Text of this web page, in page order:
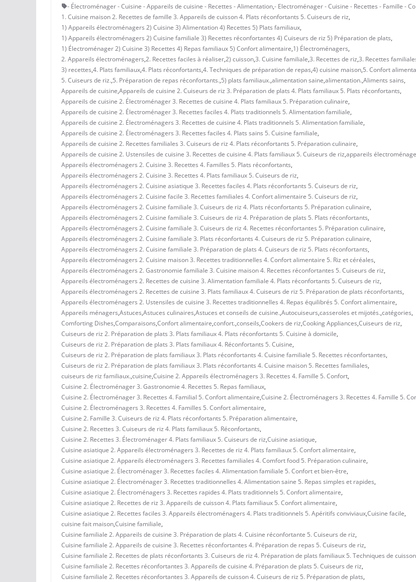
- Électroménager - Cuisine - Appareils de cuisine - Recettes - Alimentation,- Electroménager - Cuisine - Recettes - Famille -
1. Cuisine maison 2. Recettes de famille 3. Appareils de cuisson 4. Plats réconfortants 5. Cuiseurs de riz,
1) Appareils électroménagers 2) Cuisine 3) Alimentation 4) Recettes 5) Plats familiaux,
1) Appareils électroménagers 2) Cuisine familiale 3) Recettes réconfortantes 4) Cuiseurs de riz 5) Préparation de plats,
1) Électroménager 2) Cuisine 3) Recettes 4) Repas familiaux 5) Confort alimentaire,1) Électroménagers,
2. Appareils électroménagers,2. Recettes faciles à réaliser,2) cuisson,3. Cuisine familiale,3. Recettes de riz,3. Recettes
3) recettes,4. Plats familiaux,4. Plats réconfortants,4. Techniques de préparation de repas,4) cuisine maison,5. Confort
5. Cuiseurs de riz.,5. Préparation de repas réconfortants.,5) plats familiaux.,alimentation saine,alimentation.,Aliments sains,
Appareils de cuisine,Appareils de cuisine 2. Cuiseurs de riz 3. Préparation de plats 4. Plats familiaux 5. Plats réconfortants,
Appareils de cuisine 2. Électroménager 3. Recettes de cuisine 4. Plats familiaux 5. Préparation culinaire,
Appareils de cuisine 2. Électroménager 3. Recettes faciles 4. Plats traditionnels 5. Alimentation familiale,
Appareils de cuisine 2. Électroménagers 3. Recettes de cuisine 4. Plats traditionnels 5. Alimentation familiale,
Appareils de cuisine 2. Électroménagers 3. Recettes faciles 4. Plats sains 5. Cuisine familiale,
Appareils de cuisine 2. Recettes familiales 3. Cuiseurs de riz 4. Plats réconfortants 5. Préparation culinaire,
Appareils de cuisine 2. Ustensiles de cuisine 3. Recettes de cuisine 4. Plats familiaux 5. Cuiseurs de riz,appareils
Appareils électroménagers 2. Cuisine 3. Recettes 4. Familles 5. Plats réconfortants,
Appareils électroménagers 2. Cuisine 3. Recettes 4. Plats familiaux 5. Cuiseurs de riz,
Appareils électroménagers 2. Cuisine asiatique 3. Recettes faciles 4. Plats réconfortants 5. Cuiseurs de riz,
Appareils électroménagers 2. Cuisine facile 3. Recettes familiales 4. Confort alimentaire 5. Cuiseurs de riz,
Appareils électroménagers 2. Cuisine familiale 3. Cuiseurs de riz 4. Plats réconfortants 5. Préparation culinaire,
Appareils électroménagers 2. Cuisine familiale 3. Cuiseurs de riz 4. Préparation de plats 5. Plats réconfortants,
Appareils électroménagers 2. Cuisine familiale 3. Cuiseurs de riz 4. Recettes réconfortantes 5. Préparation culinaire,
Appareils électroménagers 2. Cuisine familiale 3. Plats réconfortants 4. Cuiseurs de riz 5. Préparation culinaire,
Appareils électroménagers 2. Cuisine familiale 3. Préparation de plats 4. Cuiseurs de riz 5. Plats réconfortants,
Appareils électroménagers 2. Cuisine maison 3. Recettes traditionnelles 4. Confort alimentaire 5. Riz et céréales,
Appareils électroménagers 2. Gastronomie familiale 3. Cuisine maison 4. Recettes réconfortantes 5. Cuiseurs de riz,
Appareils électroménagers 2. Recettes de cuisine 3. Alimentation familiale 4. Plats réconfortants 5. Cuiseurs de riz,
Appareils électroménagers 2. Recettes de cuisine 3. Plats familiaux 4. Cuiseurs de riz 5. Préparation de plats réconfortants,
Appareils électroménagers 2. Ustensiles de cuisine 3. Recettes traditionnelles 4. Repas équilibrés 5. Confort alimentaire,
Appareils ménagers,Astuces,Astuces culinaires,Astuces et conseils de cuisine.,Autocuiseurs,casseroles et mijotés.,catégories,
Comforting Dishes,Comparaisons,Confort alimentaire,confort.,conseils,Cookers de riz,Cooking Appliances,Cuiseurs de riz,
Cuiseurs de riz 2. Préparation de plats 3. Plats familiaux 4. Plats réconfortants 5. Cuisine à domicile,
Cuiseurs de riz 2. Préparation de plats 3. Plats familiaux 4. Réconfortants 5. Cuisine,
Cuiseurs de riz 2. Préparation de plats familiaux 3. Plats réconfortants 4. Cuisine familiale 5. Recettes réconfortantes,
Cuiseurs de riz 2. Préparation de plats familiaux 3. Plats réconfortants 4. Cuisine maison 5. Recettes familiales,
cuiseurs de riz familiaux.,cuisine,Cuisine 2. Appareils électroménagers 3. Recettes 4. Famille 5. Confort,
Cuisine 2. Électroménager 3. Gastronomie 4. Recettes 5. Repas familiaux,
Cuisine 2. Électroménager 3. Recettes 4. Familial 5. Confort alimentaire,Cuisine 2. Électroménagers 3. Recettes 4. Famille 5.
Cuisine 2. Électroménagers 3. Recettes 4. Familles 5. Confort alimentaire,
Cuisine 2. Famille 3. Cuiseurs de riz 4. Plats réconfortants 5. Préparation alimentaire,
Cuisine 2. Recettes 3. Cuiseurs de riz 4. Plats familiaux 5. Réconfortants,
Cuisine 2. Recettes 3. Électroménager 4. Plats familiaux 5. Cuiseurs de riz,Cuisine asiatique,
Cuisine asiatique 2. Appareils électroménagers 3. Recettes de riz 4. Plats familiaux 5. Confort alimentaire,
Cuisine asiatique 2. Appareils électroménagers 3. Recettes familiales 4. Comfort food 5. Préparation culinaire,
Cuisine asiatique 2. Électroménager 3. Recettes faciles 4. Alimentation familiale 5. Confort et bien-être,
Cuisine asiatique 2. Électroménager 3. Recettes traditionnelles 4. Alimentation saine 5. Repas simples et rapides,
Cuisine asiatique 2. Électroménagers 3. Recettes rapides 4. Plats traditionnels 5. Confort alimentaire,
Cuisine asiatique 2. Recettes de riz 3. Appareils de cuisson 4. Plats familiaux 5. Confort alimentaire,
Cuisine asiatique 2. Recettes faciles 3. Appareils électroménagers 4. Plats traditionnels 5. Apéritifs conviviaux,Cuisine facile,
cuisine fait maison,Cuisine familiale,
Cuisine familiale 2. Appareils de cuisine 3. Préparation de plats 4. Cuisine réconfortante 5. Cuiseurs de riz,
Cuisine familiale 2. Appareils de cuisine 3. Recettes réconfortantes 4. Préparation de repas 5. Cuiseurs de riz,
Cuisine familiale 2. Recettes de plats réconfortants 3. Cuiseurs de riz 4. Préparation de plats familiaux 5. Techniques de cuisson
Cuisine familiale 2. Recettes réconfortantes 3. Appareils de cuisine 4. Préparation de plats 5. Cuiseurs de riz,
Cuisine familiale 2. Recettes réconfortantes 3. Appareils de cuisson 4. Cuiseurs de riz 5. Préparation de plats,